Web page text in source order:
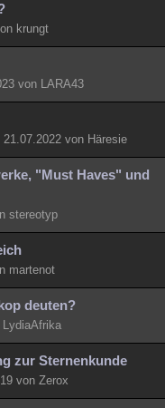
krungt
von LARA43
von Häresie
"Must Haves" und
stereotyp
martenot
deuten?
zur Sternenkunde
von Zerox